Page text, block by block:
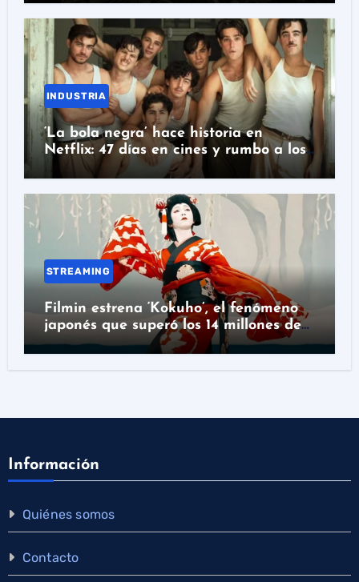
INDUSTRIA
‘La bola negra’ hace historia en
Netflix: 47 días en cines y rumbo a los
Oscar
STREAMING
Filmin estrena ‘Kokuho’, el fenómeno
japonés que superó los 14 millones de
espectadores
Información
Quiénes somos
Contacto